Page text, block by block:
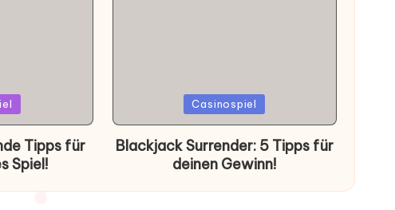
Tipps für
Spiel!
in
Casinospiel
Blackjack Surrender: 5 Tipps für
deinen Gewinn!